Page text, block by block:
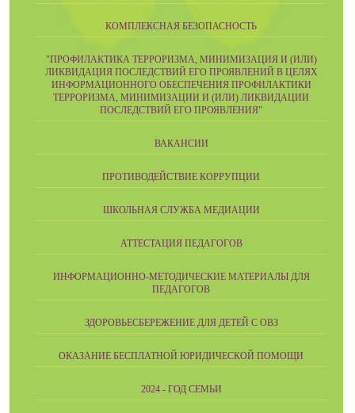
КОМПЛЕКСНАЯ БЕЗОПАСНОСТЬ
"ПРОФИЛАКТИКА ТЕРРОРИЗМА, МИНИМИЗАЦИЯ И (ИЛИ)
ЛИКВИДАЦИЯ ПОСЛЕДСТВИЙ ЕГО ПРОЯВЛЕНИЙ В ЦЕЛЯХ
ИНФОРМАЦИОННОГО ОБЕСПЕЧЕНИЯ ПРОФИЛАКТИКИ
ТЕРРОРИЗМА, МИНИМИЗАЦИИ И (ИЛИ) ЛИКВИДАЦИИ
ПОСЛЕДСТВИЙ ЕГО ПРОЯВЛЕНИЯ"
ВАКАНСИИ
ПРОТИВОДЕЙСТВИЕ КОРРУПЦИИ
ШКОЛЬНАЯ СЛУЖБА МЕДИАЦИИ
АТТЕСТАЦИЯ ПЕДАГОГОВ
ИНФОРМАЦИОННО-МЕТОДИЧЕСКИЕ МАТЕРИАЛЫ ДЛЯ
ПЕДАГОГОВ
ЗДОРОВЬЕСБЕРЕЖЕНИЕ ДЛЯ ДЕТЕЙ С ОВЗ
ОКАЗАНИЕ БЕСПЛАТНОЙ ЮРИДИЧЕСКОЙ ПОМОЩИ
2024 - ГОД СЕМЬИ